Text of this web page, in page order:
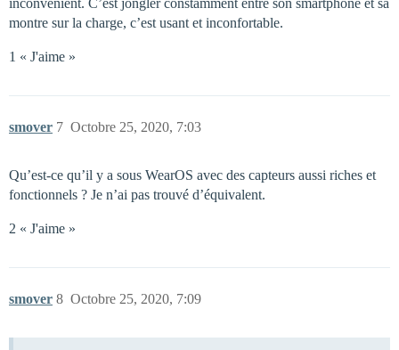
inconvénient. C’est jongler constamment entre son smartphone et sa
montre sur la charge, c’est usant et inconfortable.
1 « J'aime »
smover Octobre 25, 2020, 7:03
7
Qu’est-ce qu’il y a sous WearOS avec des capteurs aussi riches et
fonctionnels ? Je n’ai pas trouvé d’équivalent.
2 « J'aime »
smover Octobre 25, 2020, 7:09
8